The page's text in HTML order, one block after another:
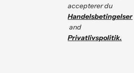
accepterer du
Handelsbetingelser
and
Privatlivspolitik.